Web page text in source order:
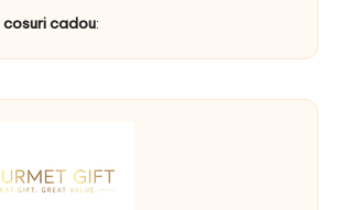
cosuri cadou: